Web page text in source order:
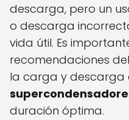
descarga, pero un
o descarga
vida útil. Es
recomendaciones
la carga y descarga
duración óptima.